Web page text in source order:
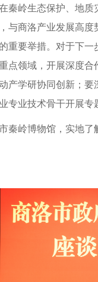
秦岭生态保护、地
与商洛产业发展高
重要举措。对于下
点领域，开展深度
产学研协同创新；
专业技术骨干开展
秦岭博物馆，实地